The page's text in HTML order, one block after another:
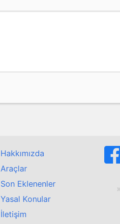
Hakkımızda
Araçlar
Son Eklenenler
Yasal Konular
İletişim